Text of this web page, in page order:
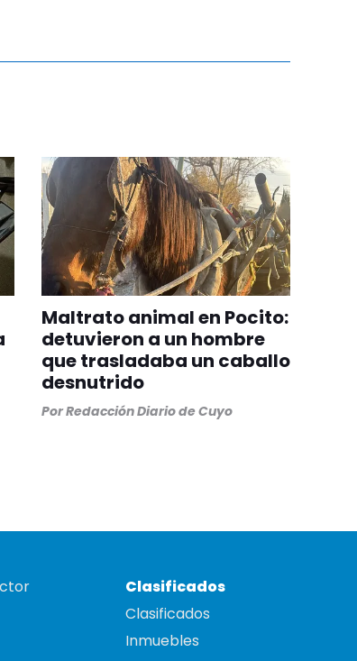
Maltrato animal en Pocito:
detuvieron a un hombre
que trasladaba un caballo
desnutrido
PorRedacción Diario de Cuyo
Clasificados
Clasificados
Inmuebles